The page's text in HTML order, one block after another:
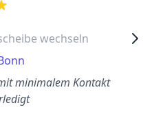
wechseln
minimalem Kontakt